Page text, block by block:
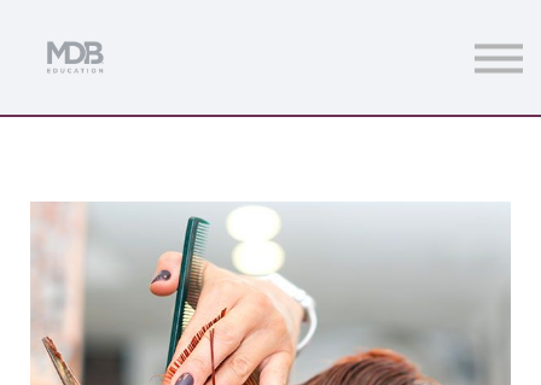
Únete a MDb Pro